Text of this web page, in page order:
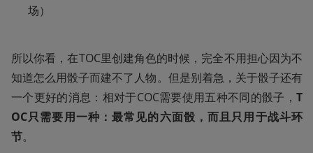
场）
所以你看，在TOC里创建角色的时候，完全不用担心因为不
知道怎么用骰子而建不了人物。但是别着急，关于骰子还有
一个更好的消息：相对于COC需要使用五种不同的骰子， T
OC只需要用一种：最常见的六面骰，而且只用于战斗环
节。